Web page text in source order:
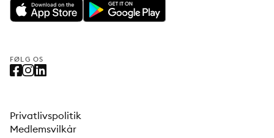
FØLG OS
Privatlivspolitik
Medlemsvilkår